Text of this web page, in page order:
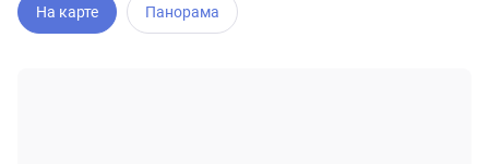
На карте Панорама